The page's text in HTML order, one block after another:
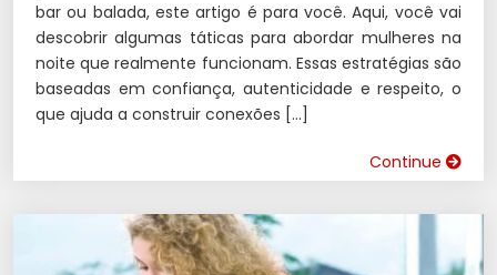
bar ou balada, este artigo é para você. Aqui, você vai
descobrir algumas táticas para abordar mulheres na
noite que realmente funcionam. Essas estratégias são
baseadas em confiança, autenticidade e respeito, o
que ajuda a construir conexões […]
Continue